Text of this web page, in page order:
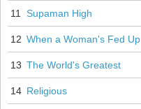
11 Supaman High
12 When a Woman's Fed Up
13 The World's Greatest
14 Religious